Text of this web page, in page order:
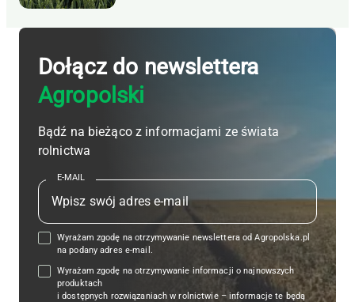
Dołącz do newslettera
Agropolski
Bądź na bieżąco z informacjami ze świata
rolnictwa
E-MAIL
Wyrażam zgodę na otrzymywanie newslettera od Agropolska.pl
na podany adres e-mail.
Wyrażam zgodę na otrzymywanie informacji o najnowszych
produktach
i dostępnych rozwiązaniach w rolnictwie – informacje te będą